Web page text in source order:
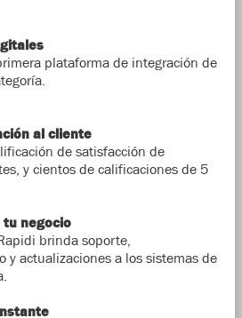
plataforma de integración de
al cliente
de satisfacción de
y cientos de calificaciones de 5
tu negocio
brinda soporte,
y actualizaciones a los sistemas de